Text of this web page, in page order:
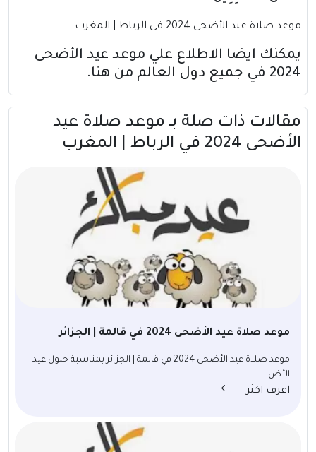
موعد صلاة عيد الأضحى 2024 في الرباط | المغرب
يمكنك ايضا الاطلاع علي موعد عيد الأضحى
2024 في جميع دول العالم
من هنا.
مقالات ذات صلة بــ موعد صلاة عيد
الأضحى 2024 في الرباط | المغرب
موعد صلاة عيد الأضحى 2024 في قالمة | الجزائر
موعد صلاة عيد الأضحى 2024 في قالمة | الجزائر بمناسبة حلول عيد
الأض...
اعرف اكثر